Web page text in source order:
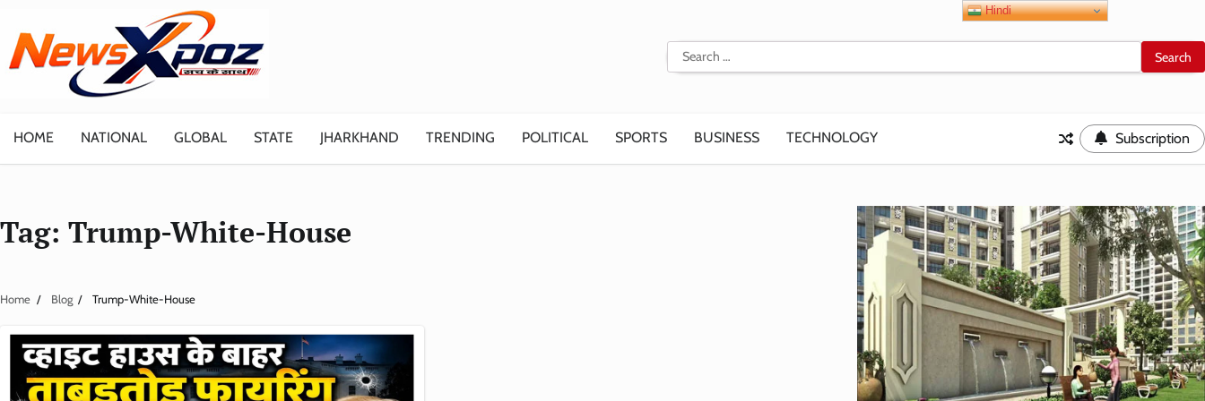
content
Search
for:
HOME NATIONAL GLOBAL STATE JHARKHAND TRENDING POLITICAL SPORTS BUSINESS TECHNOLOGY Subscription
Tag: Trump-White-House
Home Blog Trump-White-House
Hindi